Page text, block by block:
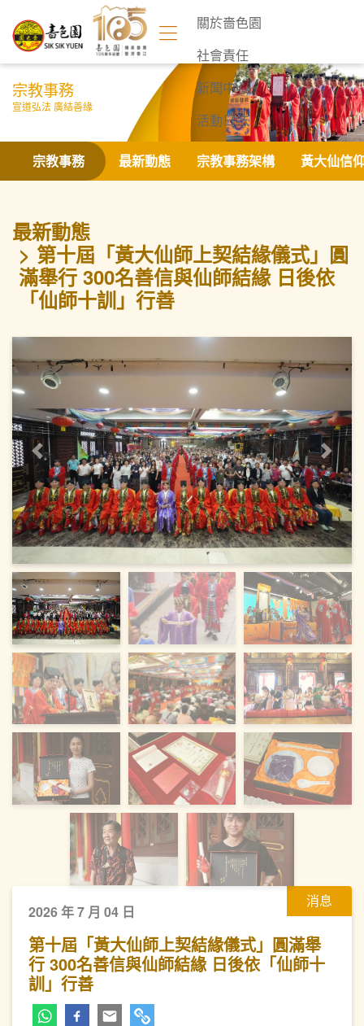
關於嗇色園
社會責任
新聞中心
活動日誌
聯絡我們
宗教事務
宣道弘法 廣結善緣
宗教事務 最新動態 宗教事務架構 黃大仙信
最新動態
第十屆「黃大仙師上契結緣儀式」圓
滿舉行 300名善信與仙師結緣 日後依
「仙師十訓」行善
上一頁 下一頁
消息
2026 年 7 月 04 日
第十屆「黃大仙師上契結緣儀式」圓滿舉
行 300名善信與仙師結緣 日後依「仙師十
訓」行善